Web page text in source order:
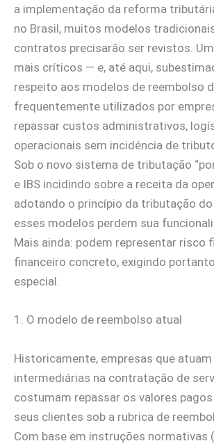
a implementação da reforma
no Brasil, muitos modelos
contratos precisarão ser revistos.
mais críticos — e, até aqui,
respeito aos modelos de reembolso
frequentemente utilizados por
repassar custos administrativos,
operacionais sem incidência de
Sob o novo sistema de tributação
e IBS incidindo sobre a receita da
adotando o princípio da tributação
esses modelos perdem sua
Mais ainda: podem representar risco
financeiro concreto, exigindo
especial.
1. O modelo de reembolso atual
Historicamente, empresas que
intermediárias na contratação de
costumam repassar os valores
seus clientes sob a rubrica de
Com base em instruções normativas